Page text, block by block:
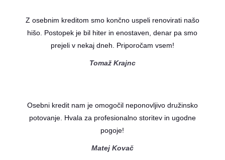
Z osebnim kreditom smo končno uspeli renovirati našo
hišo. Postopek je bil hiter in enostaven, denar pa smo
prejeli v nekaj dneh. Priporočam vsem!
Tomaž Krajnc
Osebni kredit nam je omogočil neponovljivo družinsko
potovanje. Hvala za profesionalno storitev in ugodne
pogoje!
Matej Kovač